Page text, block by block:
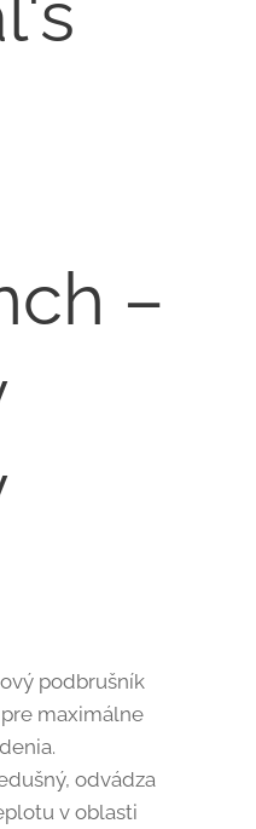
–
podbrušník
maximálne
odvádza
v oblasti